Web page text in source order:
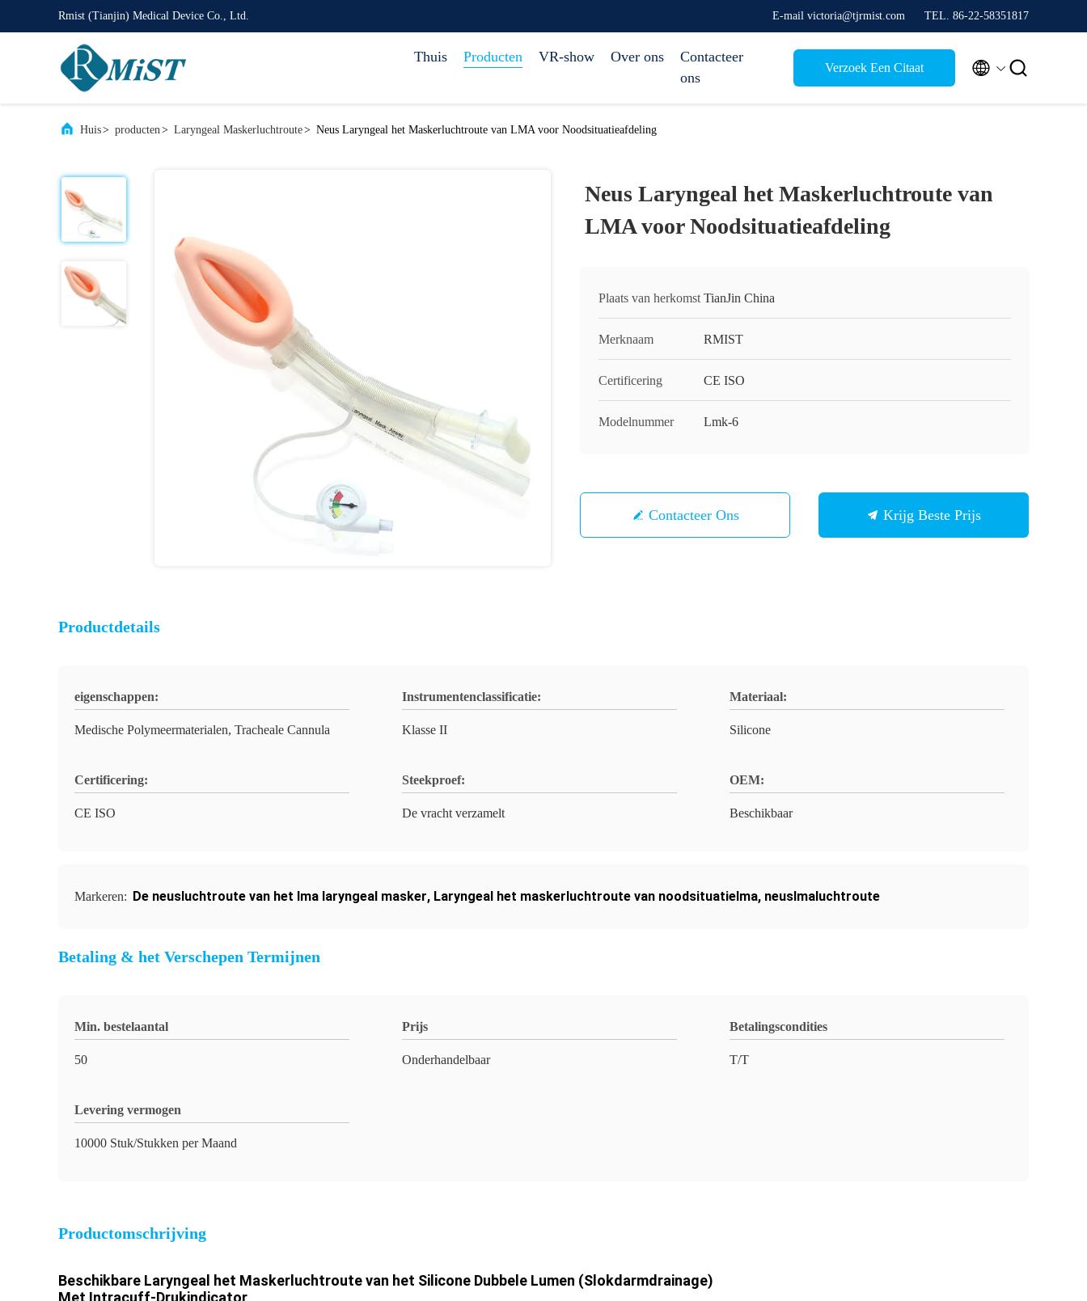
Rmist (Tianjin) Medical Device Co., Ltd. E-mail victoria@tjrmist.com TEL. 86-22-58351817
Thuis Producten VR-show Over ons
Contacteer
ons
Verzoek Een Citaat  
Huis> producten> Laryngeal Maskerluchtroute> Neus Laryngeal het Maskerluchtroute van LMA voor Noodsituatieafdeling
Neus Laryngeal het Maskerluchtroute van
LMA voor Noodsituatieafdeling
Plaats van herkomst TianJin China
Merknaam RMIST
Certificering CE ISO
Modelnummer Lmk-6
Contacteer Ons Krijg Beste Prijs
Productdetails
eigenschappen:
Medische Polymeermaterialen, Tracheale Cannula
Instrumentenclassificatie:
Klasse II
Materiaal:
Silicone
Certificering:
CE ISO
Steekproef:
De vracht verzamelt
OEM:
Beschikbaar
Markeren: De neusluchtroute van het lma laryngeal masker, Laryngeal het maskerluchtroute van noodsituatielma, neuslmaluchtroute
Betaling & het Verschepen Termijnen
Min. bestelaantal
50
Prijs
Onderhandelbaar
Betalingscondities
T/T
Levering vermogen
10000 Stuk/Stukken per Maand
Productomschrijving
Beschikbare Laryngeal het Maskerluchtroute van het Silicone Dubbele Lumen (Slokdarmdrainage)
Met Intracuff-Drukindicator